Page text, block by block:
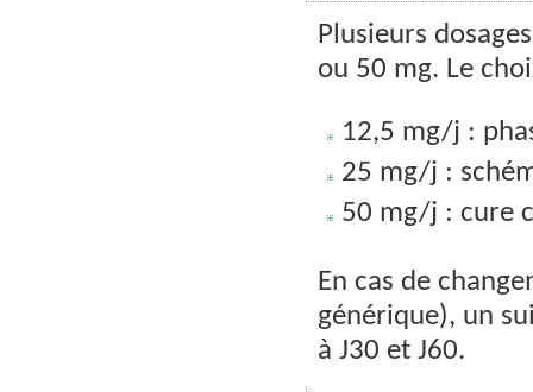
Plusieurs
ou 50 mg. Le
12,5 mg/j :
25 mg/j :
50 mg/j : cure
En cas de
générique), un
à J30 et J60.